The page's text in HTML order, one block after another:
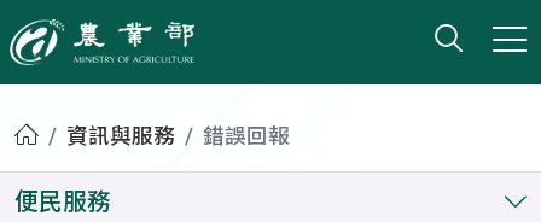
農業部
打開
小版
首頁資訊與服務 錯誤回報
便民服務